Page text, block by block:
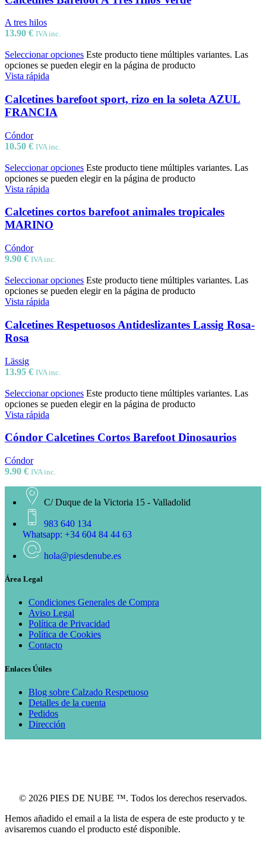
A tres hilos
13.90 € IVA inc.
Seleccionar opciones Este producto tiene múltiples variantes. Las
opciones se pueden elegir en la página de producto
Vista rápida
Calcetines barefoot sport, rizo en la soleta AZUL
FRANCIA
Cóndor
10.50 € IVA inc.
Seleccionar opciones Este producto tiene múltiples variantes. Las
opciones se pueden elegir en la página de producto
Vista rápida
Calcetines cortos barefoot animales tropicales
MARINO
Cóndor
9.90 € IVA inc.
Seleccionar opciones Este producto tiene múltiples variantes. Las
opciones se pueden elegir en la página de producto
Vista rápida
Calcetines Respetuosos Antideslizantes Lassig Rosa-
Rosa
Lässig
13.95 € IVA inc.
Seleccionar opciones Este producto tiene múltiples variantes. Las
opciones se pueden elegir en la página de producto
Vista rápida
Cóndor Calcetines Cortos Barefoot Dinosaurios
Cóndor
9.90 € IVA inc.
C/ Duque de la Victoria 15 - Valladolid
983 640 134
Whatsapp: +34 604 84 44 63
hola@piesdenube.es
Área Legal
Condiciones Generales de Compra
Aviso Legal
Política de Privacidad
Política de Cookies
Contacto
Enlaces Útiles
Blog sobre Calzado Respetuoso
Detalles de la cuenta
Pedidos
Dirección
© 2026 PIES DE NUBE ™. Todos los derechos reservados.
Hemos añadido el email a la lista de espera de este producto y te
avisaremos cuando el producto esté disponible.